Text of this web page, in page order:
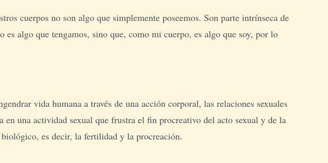
cuerpos no son algo que simplemente poseemos. Son parte intrínseca de
es algo que tengamos, sino que, como mi cuerpo, es algo que soy, por lo
vida humana a través de una acción corporal, las relaciones sexuales
una actividad sexual que frustra el fin procreativo del acto sexual y de la
es decir, la fertilidad y la procreación.